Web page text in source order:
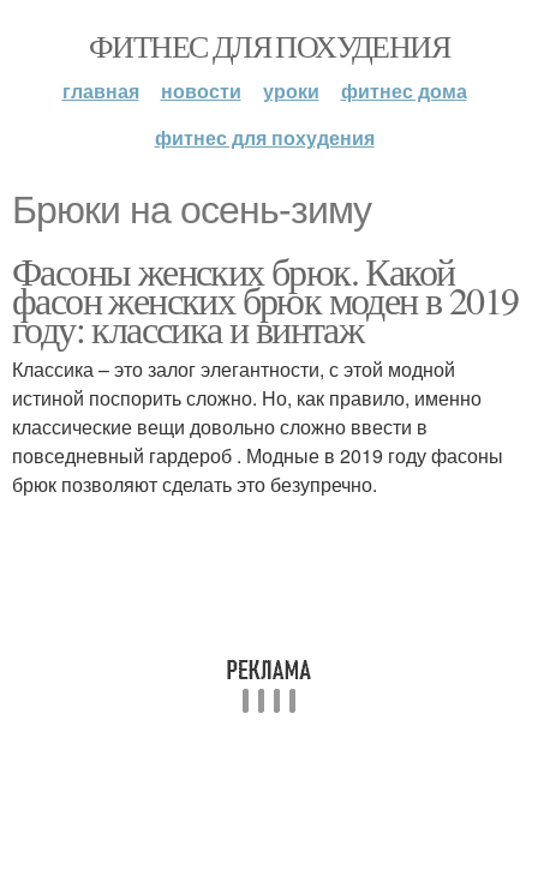
ФИТНЕС ДЛЯ ПОХУДЕНИЯ
главная новости уроки
фитнес дома
фитнес для похудения
Брюки на осень-зиму
Фасоны женских брюк. Какой
фасон женских брюк моден в 2019
году: классика и винтаж
Классика – это залог элегантности, с этой модной
истиной поспорить сложно. Но, как правило, именно
классические вещи довольно сложно ввести в
повседневный гардероб . Модные в 2019 году фасоны
брюк позволяют сделать это безупречно.